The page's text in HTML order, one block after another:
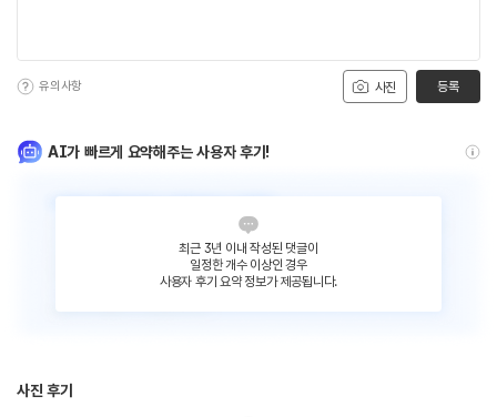
사진
유의사항 등록
AI가 빠르게 요약해주는 사용자 후기!
최근 3년 이내 작성된 댓글이
일정한 개수 이상인 경우
사용자 후기 요약 정보가 제공됩니다.
사진 후기